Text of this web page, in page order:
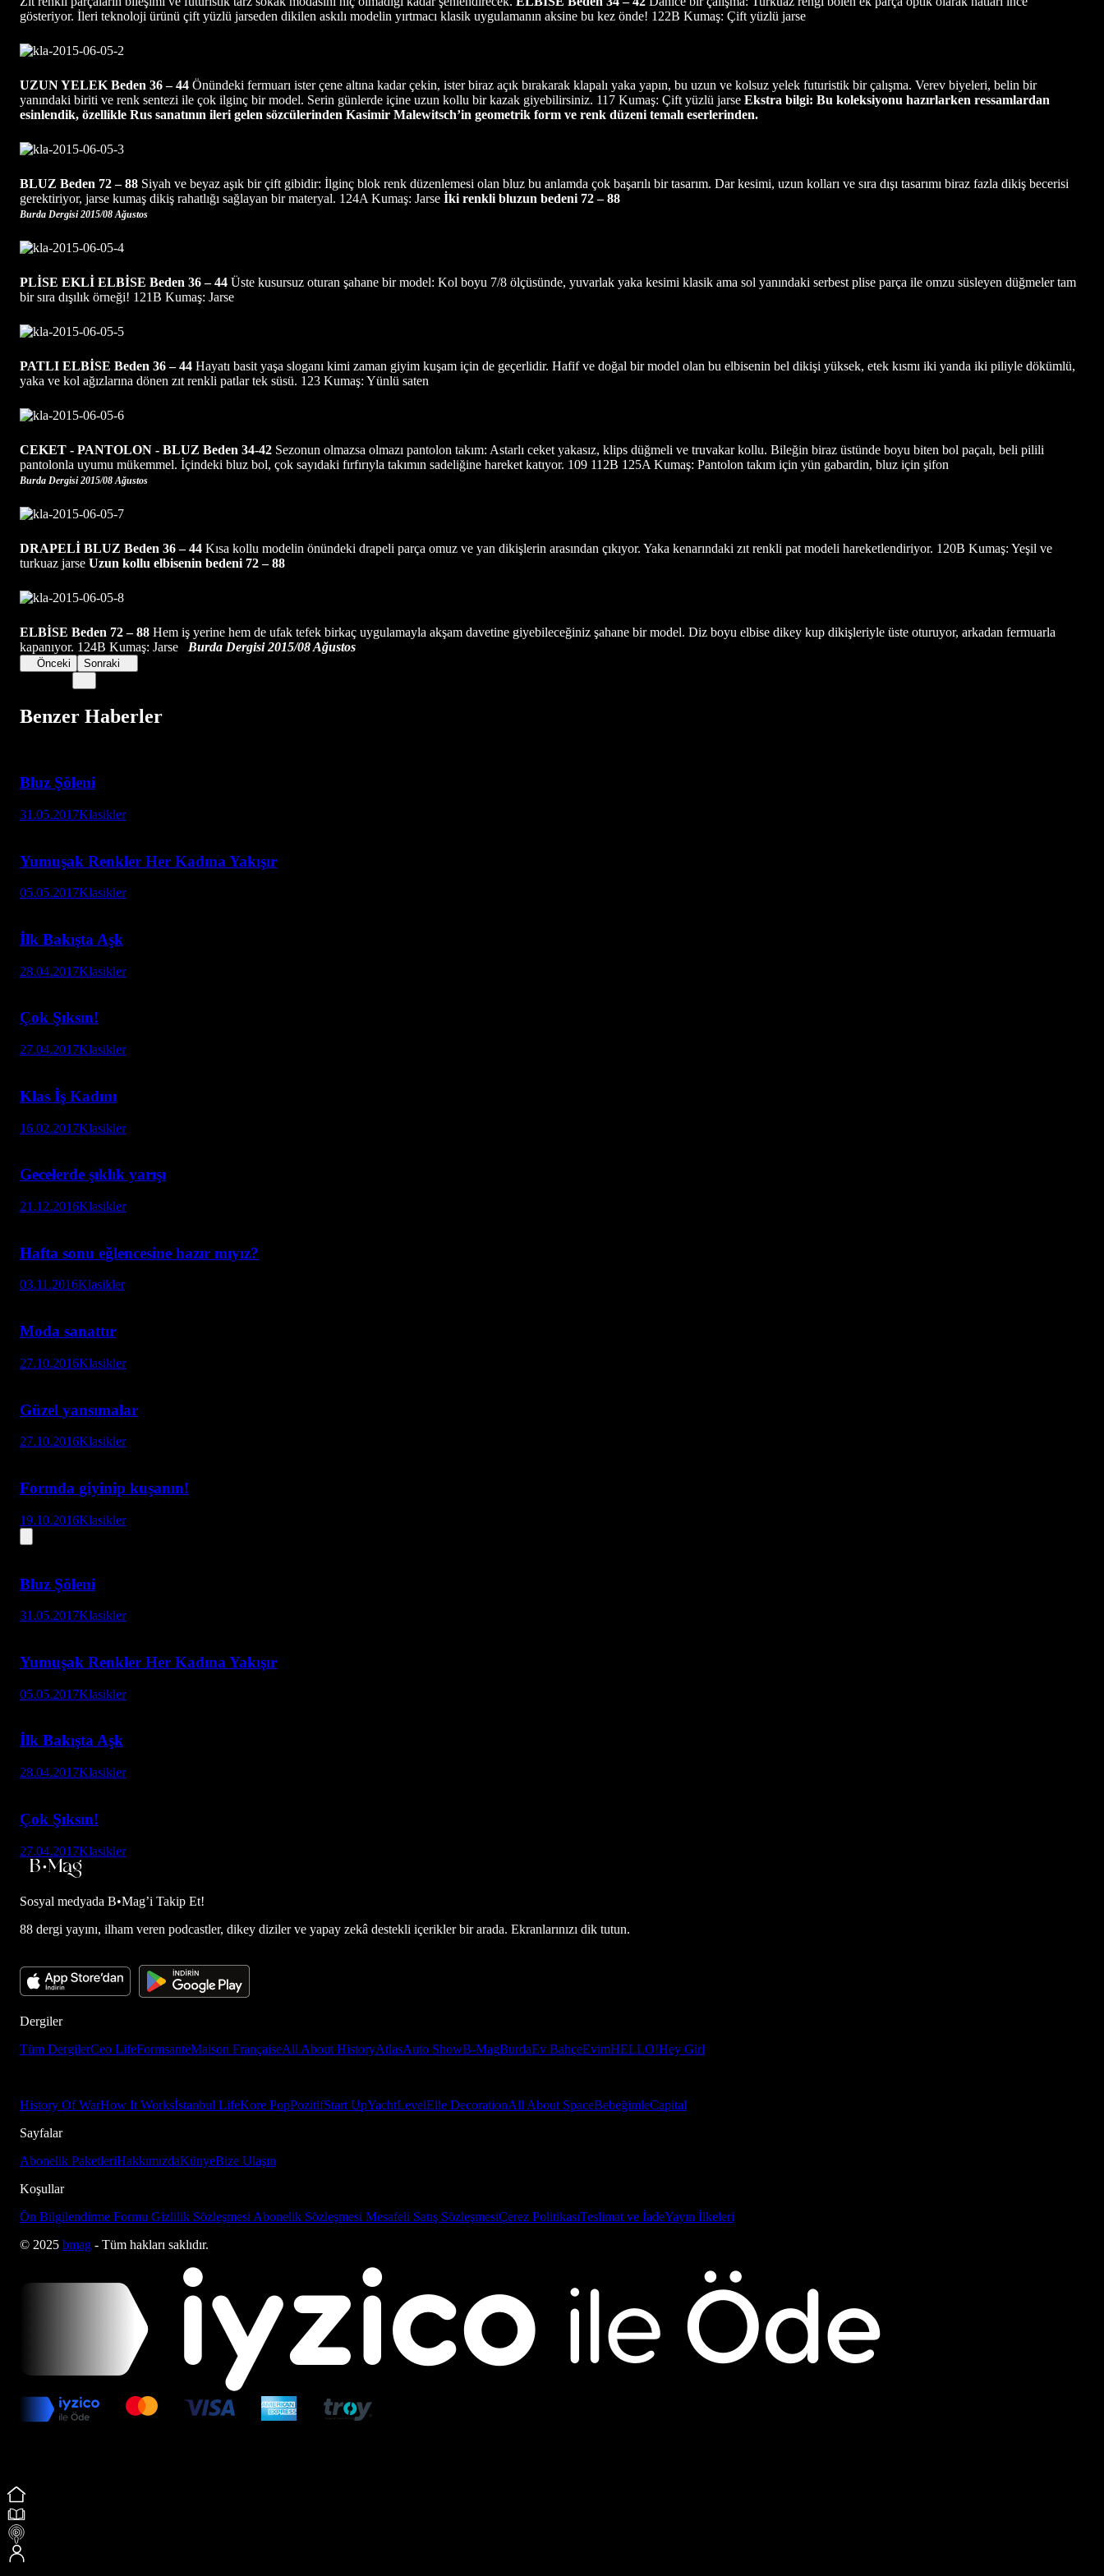
gösteriyor. İleri teknoloji ürünü çift yüzlü jarseden dikilen askılı modelin yırtmacı klasik uygulamanın aksine bu kez önde! 122B Kumaş: Çift yüzlü jarse
UZUN YELEK Beden 36 – 44 Önündeki fermuarı ister çene altına kadar çekin, ister biraz açık bırakarak klapalı yaka yapın, bu uzun ve kolsuz yelek futuristik bir çalışma. Verev biyeleri, belin bir
yanındaki biriti ve renk sentezi ile çok ilginç bir model. Serin günlerde içine uzun kollu bir kazak giyebilirsiniz. 117 Kumaş: Çift yüzlü jarse Ekstra bilgi: Bu koleksiyonu hazırlarken ressamlardan
esinlendik, özellikle Rus sanatının ileri gelen sözcülerinden Kasimir Malewitsch’in geometrik form ve renk düzeni temalı eserlerinden.
BLUZ Beden 72 – 88 Siyah ve beyaz aşık bir çift gibidir: İlginç blok renk düzenlemesi olan bluz bu anlamda çok başarılı bir tasarım. Dar kesimi, uzun kolları ve sıra dışı tasarımı biraz fazla dikiş becerisi
gerektiriyor, jarse kumaş dikiş rahatlığı sağlayan bir materyal. 124A Kumaş: Jarse İki renkli bluzun bedeni 72 – 88
Burda Dergisi 2015/08 Ağustos
PLİSE EKLİ ELBİSE Beden 36 – 44 Üste kusursuz oturan şahane bir model: Kol boyu 7/8 ölçüsünde, yuvarlak yaka kesimi klasik ama sol yanındaki serbest plise parça ile omzu süsleyen düğmeler tam
bir sıra dışılık örneği! 121B Kumaş: Jarse
PATLI ELBİSE Beden 36 – 44 Hayatı basit yaşa sloganı kimi zaman giyim kuşam için de geçerlidir. Hafif ve doğal bir model olan bu elbisenin bel dikişi yüksek, etek kısmı iki yanda iki piliyle dökümlü,
yaka ve kol ağızlarına dönen zıt renkli patlar tek süsü. 123 Kumaş: Yünlü saten
CEKET - PANTOLON - BLUZ Beden 34-42 Sezonun olmazsa olmazı pantolon takım: Astarlı ceket yakasız, klips düğmeli ve truvakar kollu. Bileğin biraz üstünde boyu biten bol paçalı, beli pilili
pantolonla uyumu mükemmel. İçindeki bluz bol, çok sayıdaki fırfırıyla takımın sadeliğine hareket katıyor. 109 112B 125A Kumaş: Pantolon takım için yün gabardin, bluz için şifon
Burda Dergisi 2015/08 Ağustos
DRAPELİ BLUZ Beden 36 – 44 Kısa kollu modelin önündeki drapeli parça omuz ve yan dikişlerin arasından çıkıyor. Yaka kenarındaki zıt renkli pat modeli hareketlendiriyor. 120B Kumaş: Yeşil ve
turkuaz jarse Uzun kollu elbisenin bedeni 72 – 88
ELBİSE Beden 72 – 88 Hem iş yerine hem de ufak tefek birkaç uygulamayla akşam davetine giyebileceğiniz şahane bir model. Diz boyu elbise dikey kup dikişleriyle üste oturuyor, arkadan fermuarla
kapanıyor. 124B Kumaş: Jarse Burda Dergisi 2015/08 Ağustos
Önceki Sonraki
Benzer Haberler
Bluz Şöleni
31.05.2017Klasikler
Yumuşak Renkler Her Kadına Yakışır
05.05.2017Klasikler
İlk Bakışta Aşk
28.04.2017Klasikler
Çok Şıksın!
27.04.2017Klasikler
Klas İş Kadını
16.02.2017Klasikler
Gecelerde şıklık yarışı
21.12.2016Klasikler
Hafta sonu eğlencesine hazır mıyız?
03.11.2016Klasikler
Moda sanattır
27.10.2016Klasikler
Güzel yansımalar
27.10.2016Klasikler
Formda giyinip kuşanın!
19.10.2016Klasikler
Bluz Şöleni
31.05.2017Klasikler
Yumuşak Renkler Her Kadına Yakışır
05.05.2017Klasikler
İlk Bakışta Aşk
28.04.2017Klasikler
Çok Şıksın!
27.04.2017Klasikler
Sosyal medyada B•Mag’i Takip Et!
88 dergi yayını, ilham veren podcastler, dikey diziler ve yapay zekâ destekli içerikler bir arada. Ekranlarınızı dik tutun.
Dergiler
Tüm DergilerCeo LifeFormsanteMaison FrançaiseAll About HistoryAtlasAuto ShowB-MagBurdaEv BahçeEvimHELLO!Hey Girl
History Of WarHow It Worksİstanbul LifeKore PopPozitifStart UpYachtLevelElle DecorationAll About SpaceBebeğimleCapital
Sayfalar
Abonelik PaketleriHakkımızdaKünyeBize Ulaşın
Koşullar
Ön Bilgilendirme Formu Gizlilik Sözleşmesi Abonelik Sözleşmesi Mesafeli Satış SözleşmesiÇerez PolitikasıTeslimat ve İadeYayın İlkeleri
© 2025 bmag - Tüm hakları saklıdır.